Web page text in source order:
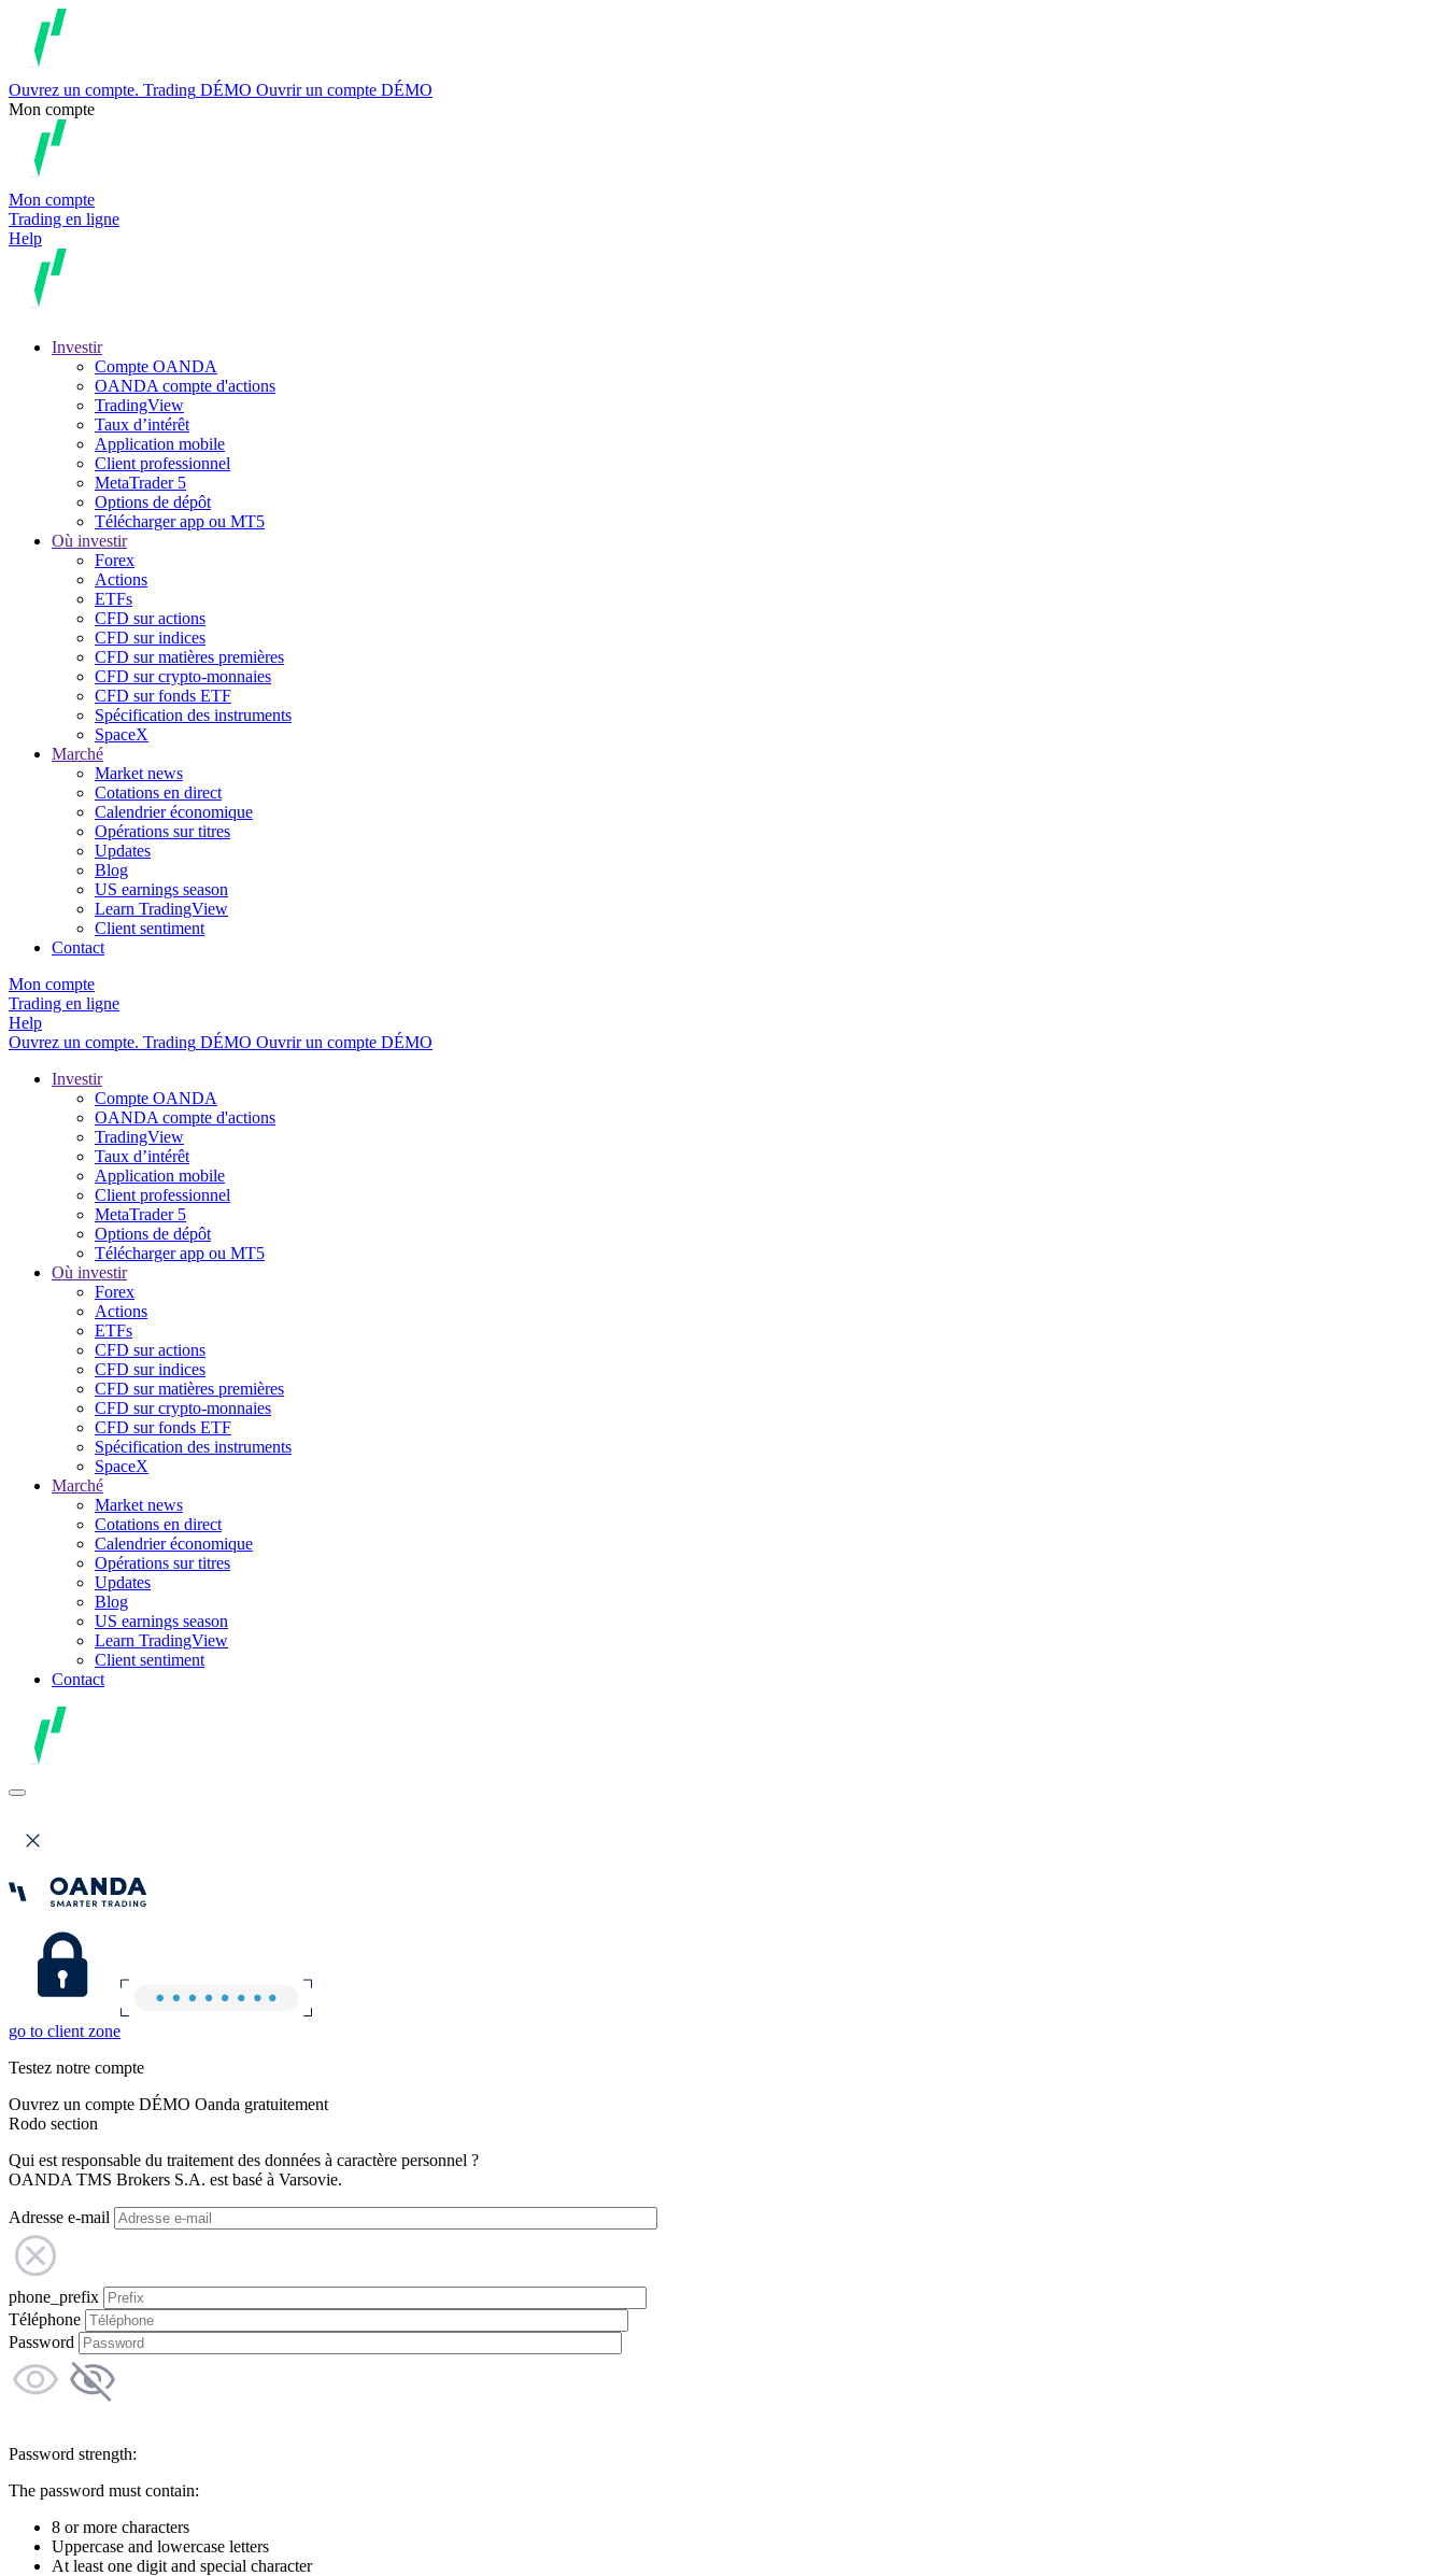
Ouvrez un compte. Trading DÉMO Ouvrir un compte DÉMO
Mon compte
Mon compte
Trading en ligne
Help
Investir
Compte OANDA
OANDA compte d'actions
TradingView
Taux d’intérêt
Application mobile
Client professionnel
MetaTrader 5
Options de dépôt
Télécharger app ou MT5
Où investir
Forex
Actions
ETFs
CFD sur actions
CFD sur indices
CFD sur matières premières
CFD sur crypto-monnaies
CFD sur fonds ETF
Spécification des instruments
SpaceX
Marché
Market news
Cotations en direct
Calendrier économique
Opérations sur titres
Updates
Blog
US earnings season
Learn TradingView
Client sentiment
Contact
Mon compte
Trading en ligne
Help
Ouvrez un compte. Trading DÉMO Ouvrir un compte DÉMO
Investir
Compte OANDA
OANDA compte d'actions
TradingView
Taux d’intérêt
Application mobile
Client professionnel
MetaTrader 5
Options de dépôt
Télécharger app ou MT5
Où investir
Forex
Actions
ETFs
CFD sur actions
CFD sur indices
CFD sur matières premières
CFD sur crypto-monnaies
CFD sur fonds ETF
Spécification des instruments
SpaceX
Marché
Market news
Cotations en direct
Calendrier économique
Opérations sur titres
Updates
Blog
US earnings season
Learn TradingView
Client sentiment
Contact
go to client zone
Testez notre compte
Ouvrez un compte DÉMO Oanda gratuitement
Rodo section
Qui est responsable du traitement des données à caractère personnel ?
OANDA TMS Brokers S.A. est basé à Varsovie.
Adresse e-mail
phone_prefix
Téléphone
Password
Password strength:
The password must contain:
8 or more characters
Uppercase and lowercase letters
At least one digit and special character